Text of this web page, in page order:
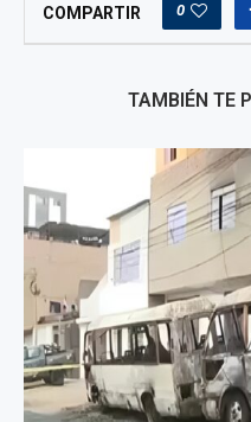
COMPARTIR 0
TAMBIÉN TE